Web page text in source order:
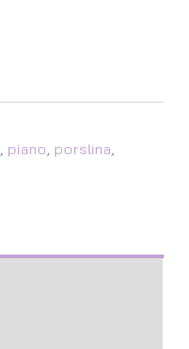
, piano, porslina,